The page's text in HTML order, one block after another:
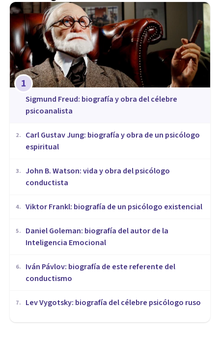
1
Sigmund Freud: biografía y obra del célebre
psicoanalista
2.
​Carl Gustav Jung: biografía y obra de un psicólogo
espiritual
3. John B. Watson: vida y obra del psicólogo
conductista
4. Viktor Frankl: biografía de un psicólogo existencial
5.
Daniel Goleman: biografía del autor de la
Inteligencia Emocional
6.
Iván Pávlov: biografía de este referente del
conductismo
7. Lev Vygotsky: biografía del célebre psicólogo ruso